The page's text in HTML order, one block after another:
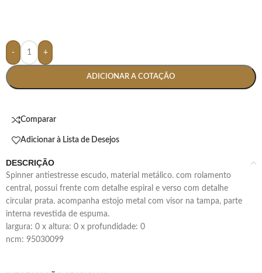
- +
ADICIONAR A COTAÇÃO
Comparar
Adicionar à Lista de Desejos
DESCRIÇÃO
spinner antiestresse escudo, material metálico. com rolamento
central, possui frente com detalhe espiral e verso com detalhe
circular prata. acompanha estojo metal com visor na tampa, parte
interna revestida de espuma.
largura: 0 x altura: 0 x profundidade: 0
ncm: 95030099